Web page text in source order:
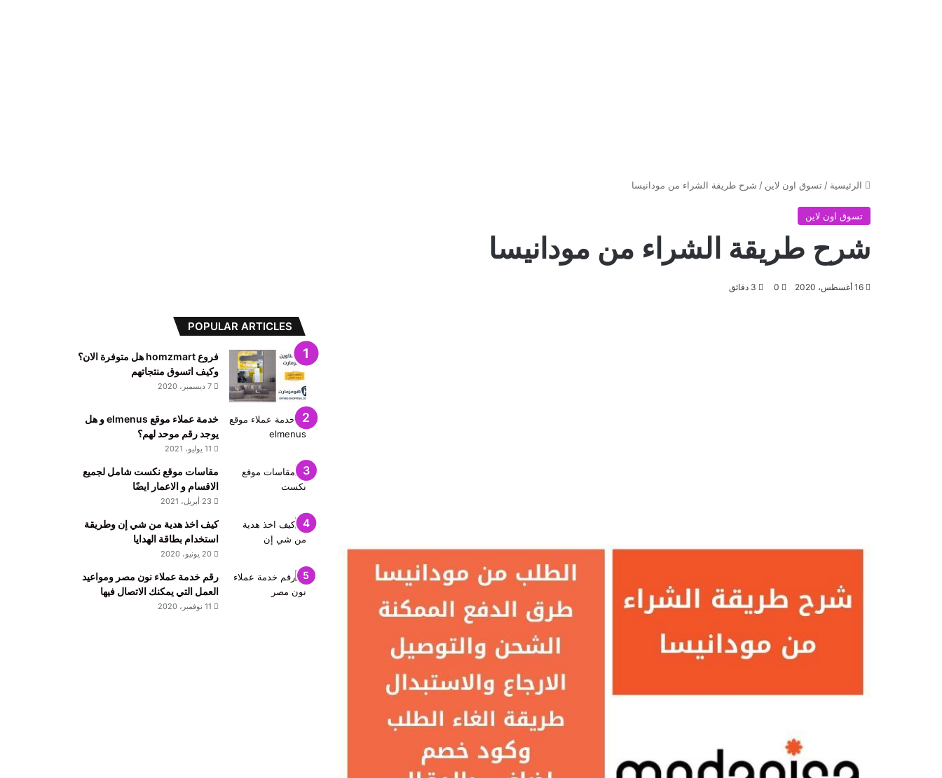
الرئيسية / تسوق اون لاين / شرح طريقة الشراء من مودانيسا
تسوق اون لاين
شرح طريقة الشراء من مودانيسا
16 أغسطس، 2020 0
POPULAR ARTICLES
فروع homzmart هل متوفرة الان؟
وكيف اتسوق منتجاتهم
7 ديسمبر، 2020
خدمة عملاء موقع elmenus و هل
يوجد رقم موحد لهم؟
11 يوليو، 2021
مقاسات موقع نكست شامل لجميع
الاقسام و الاعمار ايضًا
23 أبريل، 2021
كيف اخذ هدية من شي إن وطريقة
استخدام بطاقة الهدايا
20 يونيو، 2020
رقم خدمة عملاء نون مصر ومواعيد
العمل التي يمكنك الاتصال فيها
11 نوفمبر، 2020